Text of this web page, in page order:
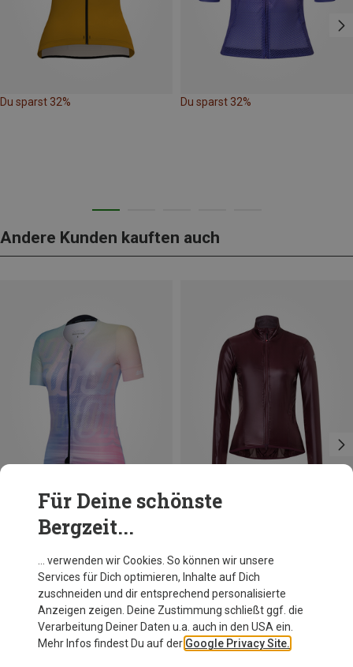
Du sparst 32% Du sparst 32%
Andere Kunden kauften auch
Du sparst 45%
Für Deine schönste
Bergzeit...
… verwenden wir Cookies. So können wir unsere
Services für Dich optimieren, Inhalte auf Dich
zuschneiden und dir entsprechend personalisierte
Anzeigen zeigen. Deine Zustimmung schließt ggf. die
Verarbeitung Deiner Daten u.a. auch in den USA ein.
Mehr Infos findest Du auf der Google Privacy Site.